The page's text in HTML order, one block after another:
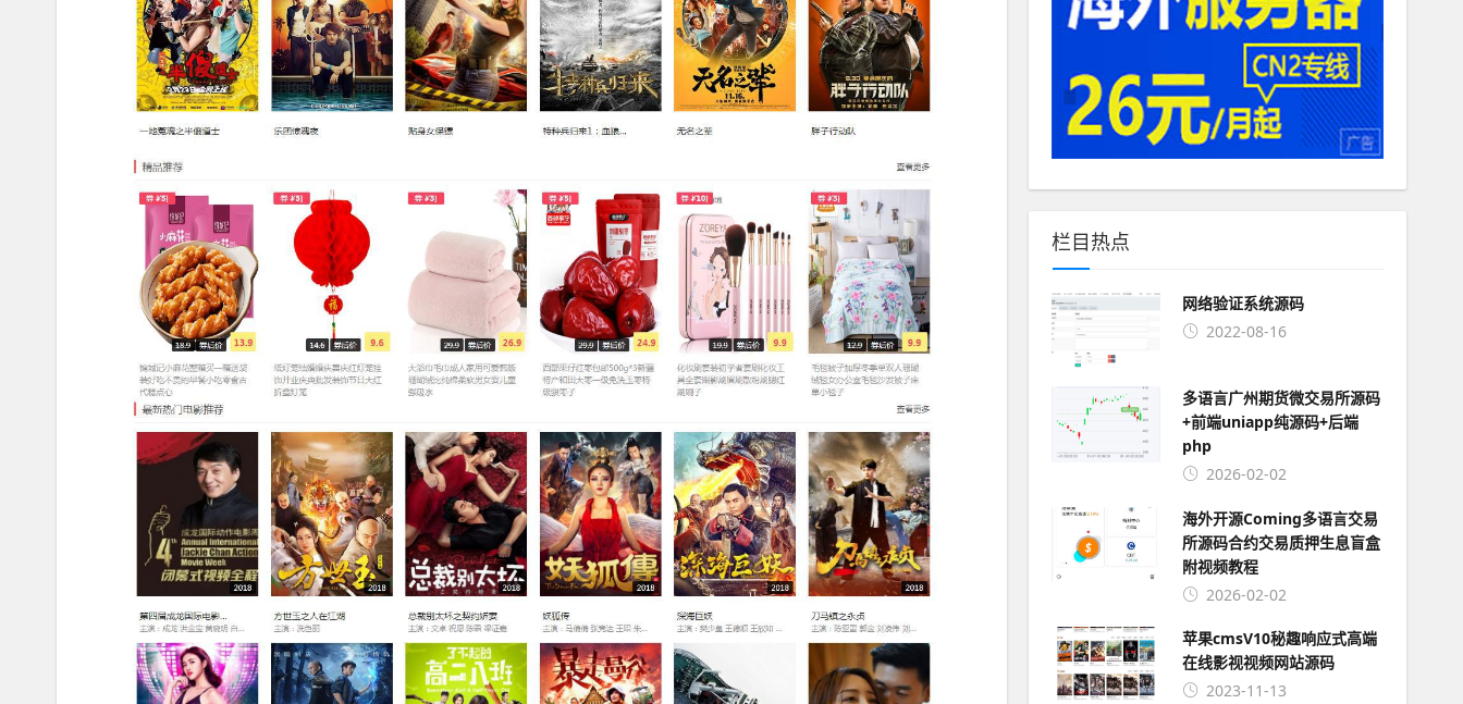
栏目热点
网络验证系统源码
2022-08-16
多语言广州期货微交易所源码
+前端uniapp纯源码+后端
php
2026-02-02
海外开源Coming多语言交易
所源码合约交易质押生息盲盒
附视频教程
2026-02-02
苹果cmsV10秘趣响应式高端
在线影视视频网站源码
2023-11-13